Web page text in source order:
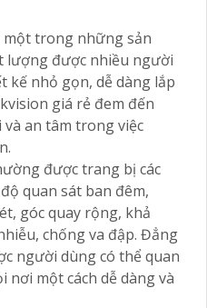
một trong những sản
lượng được nhiều người
kế nhỏ gọn, dễ dàng lắp
giá rẻ đem đến
an tâm trong việc
được trang bị các
quan sát ban đêm,
góc quay rộng, khả
chống va đập. Đẳng
người dùng có thể quan
nơi một cách dễ dàng và